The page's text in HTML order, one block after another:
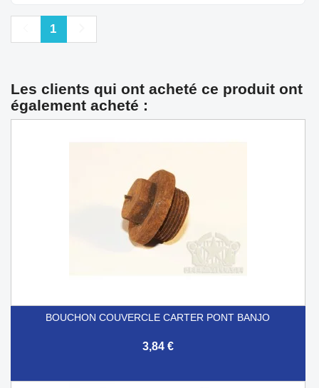
Précédent
1
Les clients qui ont acheté ce produit ont
également acheté :
BOUCHON COUVERCLE CARTER PONT BANJO
3,84 €